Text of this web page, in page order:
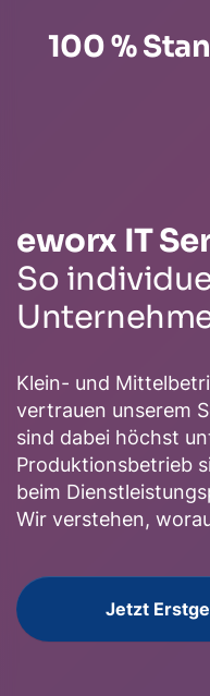
100 %
eworx IT
So
Klein- und
vertrauen unserem
sind dabei höchst
Produktionsbetrieb
beim
Wir verstehen,
Jetzt